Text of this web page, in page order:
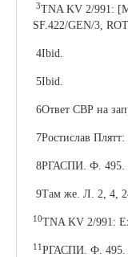
3TNA KV 2/991:
SF.422/GEN/3,
4Ibid.
5Ibid.
6Ответ СВР на
7Ростислав
8РГАСПИ. Ф. 495.
9Там же. Л. 2, 4,
10TNA KV 2/991:
11 РГАСПИ. Ф. 495.